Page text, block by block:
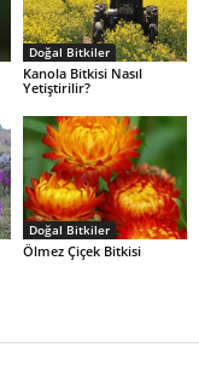
Doğal Bitkiler
Kanola Bitkisi Nasıl
Yetiştirilir?
Doğal Bitkiler
Ölmez Çiçek Bitkisi